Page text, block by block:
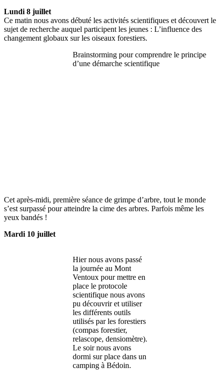
Lundi 8 juillet
Ce matin nous avons débuté les activités scientifiques et découvert le
sujet de recherche auquel participent les jeunes : L’influence des
changement globaux sur les oiseaux forestiers.
Brainstorming pour comprendre le principe
d’une démarche scientifique
Cet après-midi, première séance de grimpe d’arbre, tout le monde
s’est surpassé pour atteindre la cime des arbres. Parfois même les
yeux bandés !
Mardi 10 juillet
Hier nous avons passé
la journée au Mont
Ventoux pour mettre en
place le protocole
scientifique nous avons
pu découvrir et utiliser
les différents outils
utilisés par les forestiers
(compas forestier,
relascope, densiomètre).
Le soir nous avons
dormi sur place dans un
camping à Bédoin.